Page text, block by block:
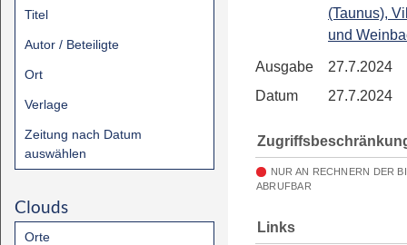
Titel
Autor / Beteiligte
Ort
Verlage
Zeitung nach Datum
auswählen
Clouds
Orte
(Taunus),
und
Ausgabe
27.7.2024
Datum
27.7.2024
NUR AN RECHNERN DER
ABRUFBAR
Links